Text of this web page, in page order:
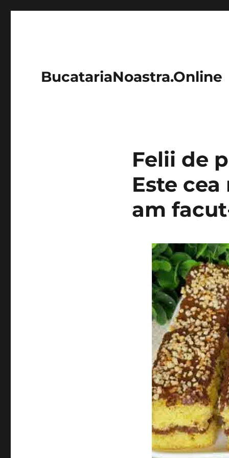
BucatariaNoastra.Online
Felii de
Este
am